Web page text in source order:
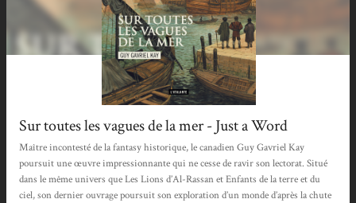
Sur toutes les vagues de la mer - Just a Word
Maître incontesté de la fantasy historique, le canadien Guy Gavriel Kay
poursuit une œuvre impressionnante qui ne cesse de ravir son lectorat. Situé
dans le même univers que Les Lions d’Al-Rassan et Enfants de la terre et du
ciel, son dernier ouvrage poursuit son exploration d’un monde d’après la chute